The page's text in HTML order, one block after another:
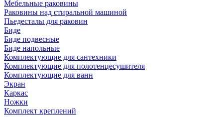
Мебельные раковины
Раковины над стиральной машиной
Пьедесталы для раковин
Биде
Биде подвесные
Биде напольные
Комплектующие для сантехники
Комплектующие для полотенцесушителя
Комплектующие для ванн
Экран
Каркас
Ножки
Комплект креплений